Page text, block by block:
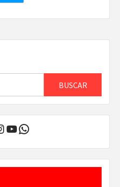
BUSCAR
YouTube
WhatsApp